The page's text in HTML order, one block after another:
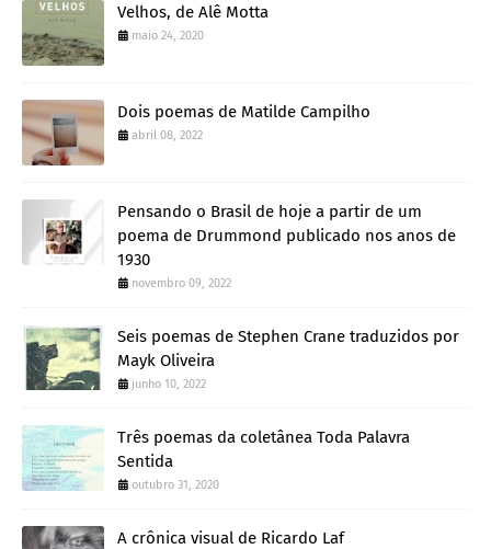
Velhos, de Alê Motta
maio 24, 2020
Dois poemas de Matilde Campilho
abril 08, 2022
Pensando o Brasil de hoje a partir de um
poema de Drummond publicado nos anos de
1930
novembro 09, 2022
Seis poemas de Stephen Crane traduzidos por
Mayk Oliveira
junho 10, 2022
Três poemas da coletânea Toda Palavra
Sentida
outubro 31, 2020
A crônica visual de Ricardo Laf